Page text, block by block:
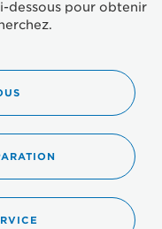
dessous pour obtenir